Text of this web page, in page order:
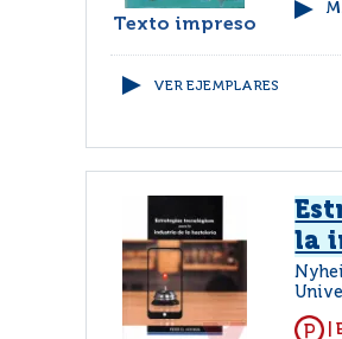
Texto impreso
VER EJEMPLARES
la
|